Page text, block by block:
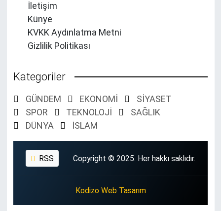
İletişim
Künye
KVKK Aydınlatma Metni
Gizlilik Politikası
Kategoriler
GÜNDEM EKONOMİ
SİYASET
SPOR
TEKNOLOJİ
SAĞLIK
DÜNYA
İSLAM
RSS Copyright © 2025. Her hakkı saklıdır.
Kodizo Web Tasarım